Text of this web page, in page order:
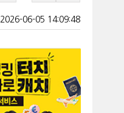
2026-06-05 14:09:48